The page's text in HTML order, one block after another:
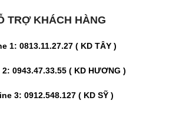
TRỢ KHÁCH HÀNG
1: 0813.11.27.27 ( KD TÂY )
0943.47.33.55 ( KD HƯƠNG )
3: 0912.548.127 ( KD SỸ )